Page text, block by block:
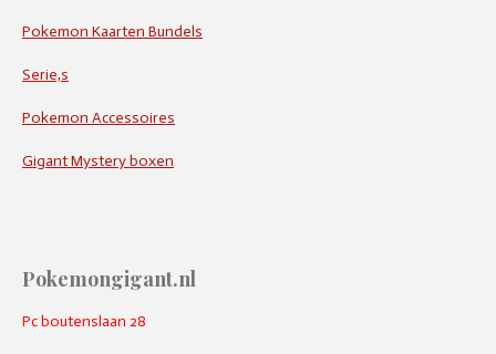
Pokemon Kaarten Bundels
Serie,s
Pokemon Accessoires
Gigant Mystery boxen
Pokemongigant.nl
Pc boutenslaan 28